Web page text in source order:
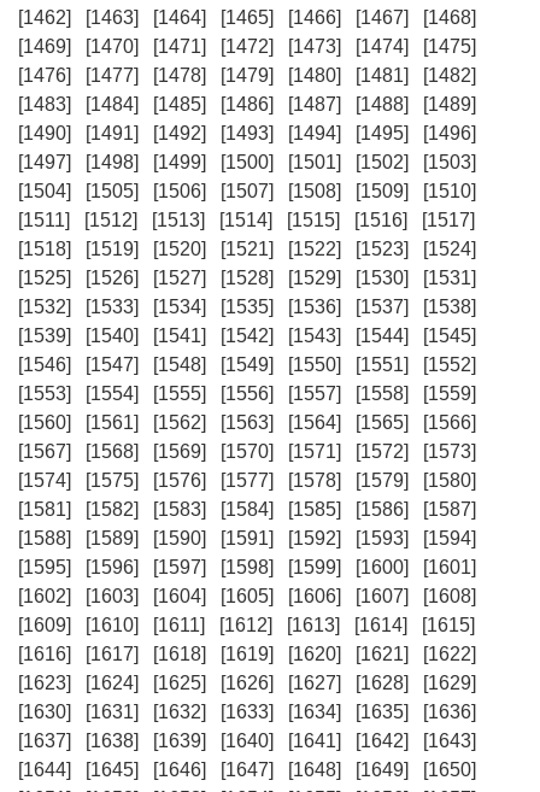
[1462]
[1463] [1464] [1465] [1466] [1467]
[1468]
[1469]
[1470] [1471] [1472] [1473] [1474]
[1475]
[1476]
[1477] [1478] [1479] [1480] [1481]
[1482]
[1483]
[1484] [1485] [1486] [1487] [1488]
[1489]
[1490]
[1491] [1492] [1493] [1494] [1495]
[1496]
[1497]
[1498] [1499] [1500] [1501] [1502]
[1503]
[1504]
[1505] [1506] [1507] [1508] [1509]
[1510]
[1511]
[1512] [1513] [1514] [1515] [1516]
[1517]
[1518]
[1519] [1520] [1521] [1522] [1523]
[1524]
[1525]
[1526] [1527] [1528] [1529] [1530]
[1531]
[1532]
[1533] [1534] [1535] [1536] [1537]
[1538]
[1539]
[1540] [1541] [1542] [1543] [1544]
[1545]
[1546]
[1547] [1548] [1549] [1550] [1551]
[1552]
[1553]
[1554] [1555] [1556] [1557] [1558]
[1559]
[1560]
[1561] [1562] [1563] [1564] [1565]
[1566]
[1567]
[1568] [1569] [1570] [1571] [1572]
[1573]
[1574]
[1575] [1576] [1577] [1578] [1579]
[1580]
[1581]
[1582] [1583] [1584] [1585] [1586]
[1587]
[1588]
[1589] [1590] [1591] [1592] [1593]
[1594]
[1595]
[1596] [1597] [1598] [1599] [1600]
[1601]
[1602]
[1603] [1604] [1605] [1606] [1607]
[1608]
[1609]
[1610] [1611] [1612] [1613] [1614]
[1615]
[1616]
[1617] [1618] [1619] [1620] [1621]
[1622]
[1623]
[1624] [1625] [1626] [1627] [1628]
[1629]
[1630]
[1631] [1632] [1633] [1634] [1635]
[1636]
[1637]
[1638] [1639] [1640] [1641] [1642]
[1643]
[1644]
[1645] [1646] [1647] [1648] [1649]
[1650]